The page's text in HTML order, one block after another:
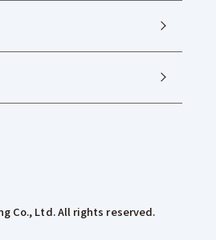
Co., Ltd. All rights reserved.